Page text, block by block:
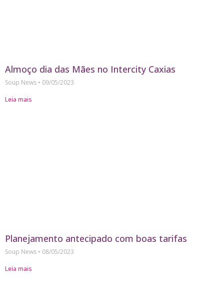
Almoço dia das Mães no Intercity Caxias
Soup News
09/05/2023
Leia mais
Planejamento antecipado com boas tarifas
Soup News
08/05/2023
Leia mais